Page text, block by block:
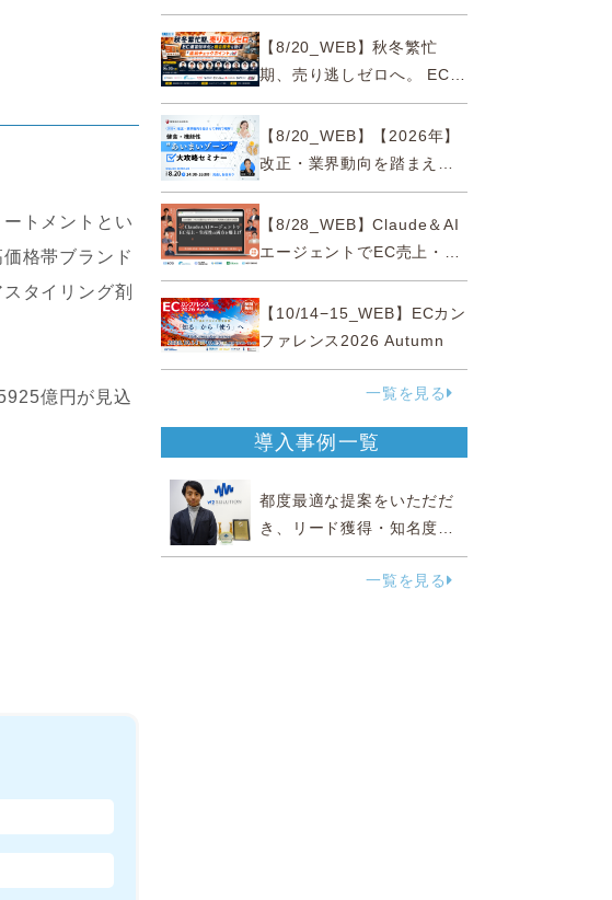
トメントとい
格帯ブランド
タイリング剤
億円が見込
小売の未来を変える事業戦
略【8/20_WEB】秋冬繁忙
期、売り逃しゼロへ。 EC運
営効率化と機会損失を防ぐ
『直前チェックポイント』
【8/20_WEB】【2026年】
改正・業界動向を踏まえて
事例で理解 健食・機能
性“あいまいゾーン”大攻略セ
ミナー
【8/28_WEB】Claude＆AI
エージェントでEC売上・生
産性の両方を爆上げ ～ただ
使うだけじゃない！&qu...
【10/14−15_WEB】ECカン
ファレンス2026 Autumn
一覧を見る
導入事例一覧
都度最適な提案をいただだ
き、リード獲得・知名度向
上に効果実感
一覧を見る